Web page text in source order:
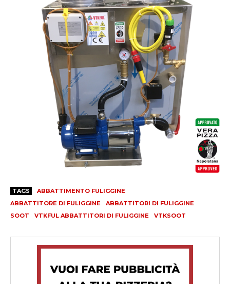
TAGS
ABBATTIMENTO FULIGGINE
ABBATTITORE DI FULIGGINE
ABBATTITORI DI FULIGGINE
SOOT
VTKFUL ABBATTITORI DI FULIGGINE VTKSOOT